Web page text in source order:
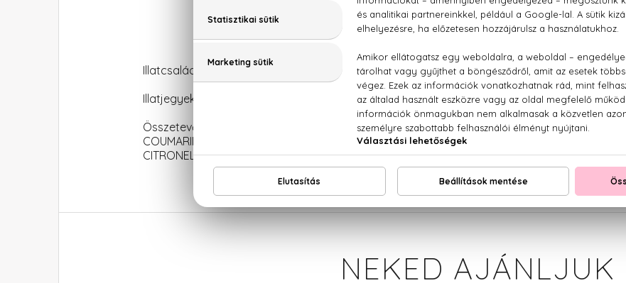
Illatcsalád: Citrus-aromás
Illatjegyek: Keserűnarancs, levendula, muskotályzsálya, menta, ambretta, ambroxan
Összetevők: ALCOHOL DENAT, PARFUM (FRAGRANCE), AQUA (WATER) LIMONENE,
COUMARIN, ALPHA-ISOMETHYL IONONE, ETHYLHEXYL SALICYLATE, BUTYL
CITRONELLOL,GERANIOL,CI 60730 (EXT. VIOLET 2)
NEKED AJÁNLJUK